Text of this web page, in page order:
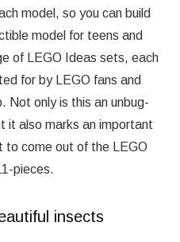
model, so you can build
model for teens and
of LEGO Ideas sets, each
for by LEGO fans and
Not only is this an unbug-
it also marks an important
to come out of the LEGO
pieces.
insects